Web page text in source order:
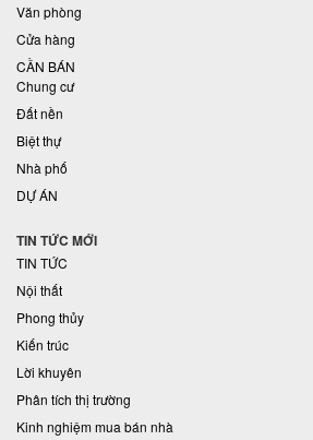
Văn phòng
Cửa hàng
CẦN BÁN
Chung cư
Đất nền
Biệt thự
Nhà phố
DỰ ÁN
TIN TỨC MỚI
TIN TỨC
Nội thất
Phong thủy
Kiến trúc
Lời khuyên
Phân tích thị trường
Kinh nghiệm mua bán nhà